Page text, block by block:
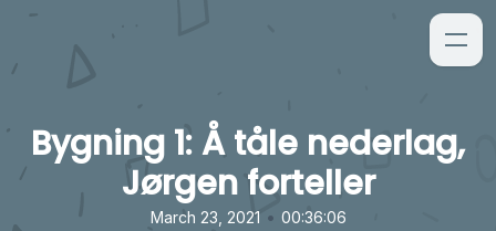
Bygning 1: Å tåle nederlag,
Jørgen forteller
March 23, 2021 • 00:36:06